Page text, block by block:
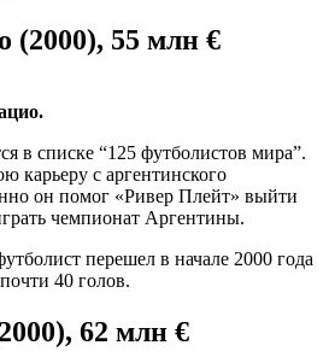
(2000), 55 млн €
в списке “125 футболистов мира”.
карьеру с аргентинского
он помог «Ривер Плейт» выйти
чемпионат Аргентины.
перешел в начале 2000 года
40 голов.
62 млн €